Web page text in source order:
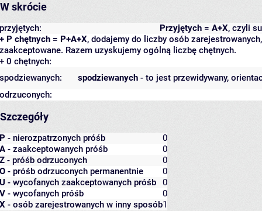
W skrócie
Przyjętych = A+X, czyli
przyjętych:
+ P chętnych = P+A+X, dodajemy do liczby osób
zaakceptowane. Razem uzyskujemy ogólną liczbę chętnych.
+ 0 chętnych:
spodziewanych - to jest przewidywany,
spodziewanych:
odrzuconych:
Szczegóły
P - nierozpatrzonych próśb
0
A - zaakceptowanych próśb
0
Z - próśb odrzuconych
0
O - próśb odrzuconych permanentnie
0
U - wycofanych zaakceptowanych próśb
0
V - wycofanych próśb
0
X - osób zarejestrowanych w inny sposób1